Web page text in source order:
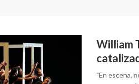
William
"En escena,